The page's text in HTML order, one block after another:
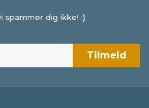
spammer dig ikke! :)